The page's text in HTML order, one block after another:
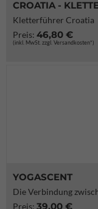
CROATIA -
Kletterführer Croatia
Preis: 46,80 €
(inkl. MwSt. zzgl. Versandkosten*)
YOGASCENT
Die Verbindung
Preis: 39,00 €